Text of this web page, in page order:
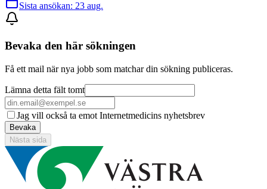
Sista ansökan: 23 aug.
Bevaka den här sökningen
Få ett mail när nya jobb som matchar din sökning publiceras.
Lämna detta fält tomt
Jag vill också ta emot Internetmedicins nyhetsbrev
Bevaka
Nästa sida